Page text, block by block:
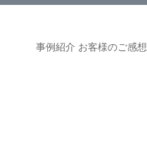
事例紹介 お客様のご感想